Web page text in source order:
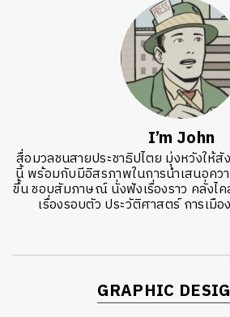
I’m John
สื่อมวลชนสายประชาธิปไตย มุ่งหวังให้สั
นี้ พร้อมกับมีอิสรภาพในการนำเสนอคว
ขึ้น ชอบสัมภาษณ์ นั่งฟังเรื่องราว คลั่งไ
เรื่องรอบตัว ประวัติศาสตร์ การเมื
GRAPHIC